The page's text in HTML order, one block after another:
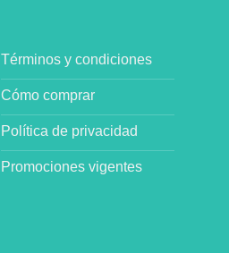
Términos y condiciones
Cómo comprar
Política de privacidad
Promociones vigentes